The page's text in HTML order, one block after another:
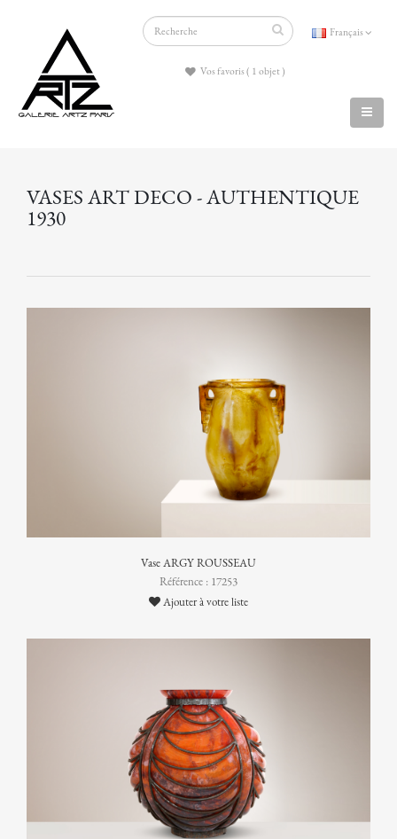
Français
Vos favoris ( 1 objet )
VASES ART DECO - AUTHENTIQUE
1930
Vase ARGY ROUSSEAU
Référence : 17253
Ajouter à votre liste